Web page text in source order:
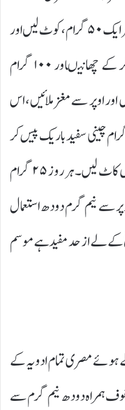
شیریں، مغز چرونجی، خشخاش سفید ہر ایک ۵۰ گرام، کوٹ لیں اور
چینی سفید آدھا کلو پانی میں حل کر کے چھانیںاور ۱۰۰ گرام
اوپر سے مغز ملائیں، اس
چینی سفید باریک پیس کر
اوپر چھڑک کر برفی کی طرح ٹکڑیاں کاٹ لیں۔ ہر روز ۲۵ گرام
سے نیم گرم دودھ استعمال
لے از حد مفید ہے موسم
ہوئے مصری تمام ادویہ کے
ہمراہ دودھ نیم گرم سے